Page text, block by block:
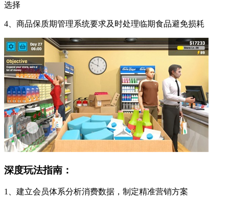
选择
4、商品保质期管理系统要求及时处理临期食品避免损耗
深度玩法指南：
1、建立会员体系分析消费数据，制定精准营销方案